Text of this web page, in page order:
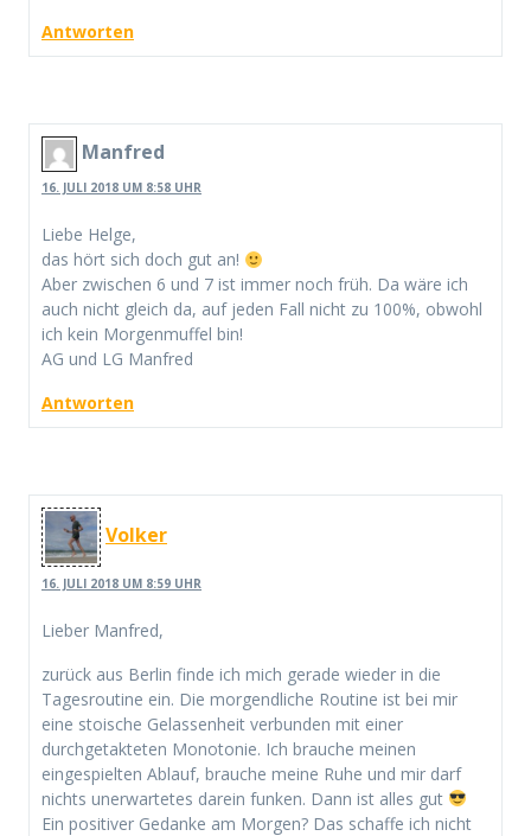
Antworten
Manfred
16. JULI 2018 UM 8:58 UHR
Liebe Helge,
das hört sich doch gut an!
Aber zwischen 6 und 7 ist immer noch früh. Da wäre ich
auch nicht gleich da, auf jeden Fall nicht zu 100%, obwohl
ich kein Morgenmuffel bin!
AG und LG Manfred
Antworten
Volker
16. JULI 2018 UM 8:59 UHR
Lieber Manfred,
zurück aus Berlin finde ich mich gerade wieder in die
Tagesroutine ein. Die morgendliche Routine ist bei mir
eine stoische Gelassenheit verbunden mit einer
durchgetakteten Monotonie. Ich brauche meinen
eingespielten Ablauf, brauche meine Ruhe und mir darf
nichts unerwartetes darein funken. Dann ist alles gut
Ein positiver Gedanke am Morgen? Das schaffe ich nicht